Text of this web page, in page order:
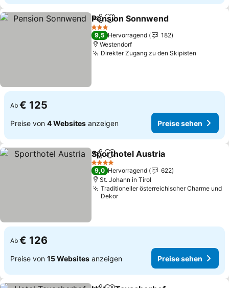
TeilenZu Favoriten hinzufügen
Pension Sonnwend
3 Sterne
9,5 Hervorragend
182
Westendorf
Direkter Zugang zu den Skipisten
Ab € 125
Preise von 4 Websites anzeigen Preise sehen
TeilenZu Favoriten hinzufügen
Sporthotel Austria
4 Sterne
9,0 Hervorragend
622
St. Johann in Tirol
Traditioneller österreichischer Charme und
Dekor
Ab € 126
Preise von 15 Websites anzeigen Preise sehen